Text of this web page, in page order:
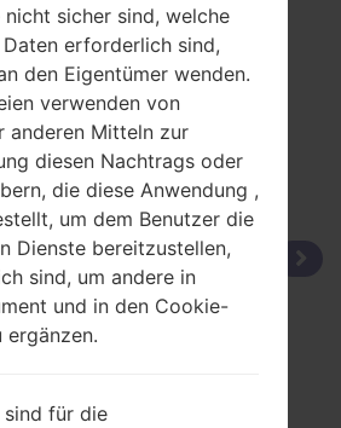
nicht sicher sind, welche
erforderlich sind,
den Eigentümer wenden.
verwenden von
anderen Mitteln zur
diesen Nachtrags oder
die diese Anwendung ,
um dem Benutzer die
Dienste bereitzustellen,
sind, um andere in
und in den Cookie-
ergänzen.
sind für die